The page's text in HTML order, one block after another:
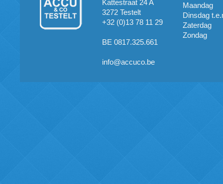
Kattestraat 24 A
3272 Testelt
+32 (0)13 78 11 29
BE 0817.325.661
info@accuco.be
Maandag
Dinsdag
Zaterdag
Zondag